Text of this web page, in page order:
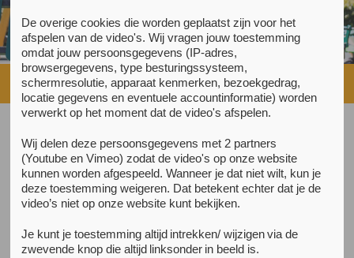
Home»Over ons» Samenwerkingen»De Combinatie
De Combinatie
De Combinatie gaat over de samenwerking tussen diverse
partijen die een vernieuwende werkwijze willen
ontwikkelen voor Zwerfjongeren.
Acht samenwerkende aanbieders pakken de opvang van
De overige cookies die worden geplaatst zijn voor het
afspelen van de video's. Wij vragen jouw toestemming
omdat jouw persoonsgegevens (IP-adres,
browsergegevens, type besturingssysteem,
schermresolutie, apparaat kenmerken, bezoekgedrag,
locatie gegevens en eventuele accountinformatie) worden
verwerkt op het moment dat de video's afspelen.
Wij delen deze persoonsgegevens met 2 partners
(Youtube en Vimeo) zodat de video's op onze website
kunnen worden afgespeeld. Wanneer je dat niet wilt, kun je
deze toestemming weigeren. Dat betekent echter dat je de
video’s niet op onze website kunt bekijken.
Je kunt je toestemming altijd intrekken/ wijzigen via de
zwevende knop die altijd linksonder in beeld is.